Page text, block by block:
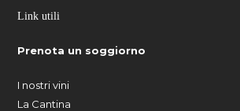
Link utili
Prenota un soggiorno
I nostri vini
La Cantina